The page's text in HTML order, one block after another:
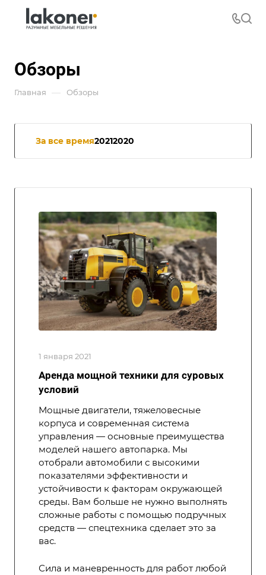
Обзоры
Главная — Обзоры
За все время20212020
1 января 2021
Аренда мощной техники для суровых
условий
Мощные двигатели, тяжеловесные
корпуса и современная система
управления — основные преимущества
моделей нашего автопарка. Мы
отобрали автомобили с высокими
показателями эффективности и
устойчивости к факторам окружающей
среды. Вам больше не нужно выполнять
сложные работы с помощью подручных
средств — спецтехника сделает это за
вас.
Сила и маневренность для работ любой